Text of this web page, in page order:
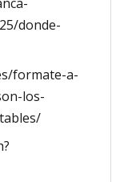
donde-
formate-a-
los-